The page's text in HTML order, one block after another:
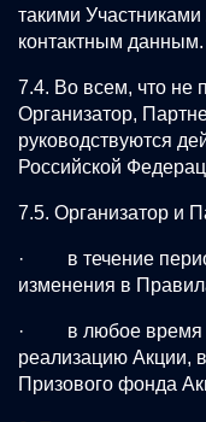
такими
контактным данным.
7.4. Во всем, что не
Организатор,
руководствуются
Российской
7.5. Организатор и
· в течение
изменения в
· в любое время
реализацию Акции,
Призового фонда